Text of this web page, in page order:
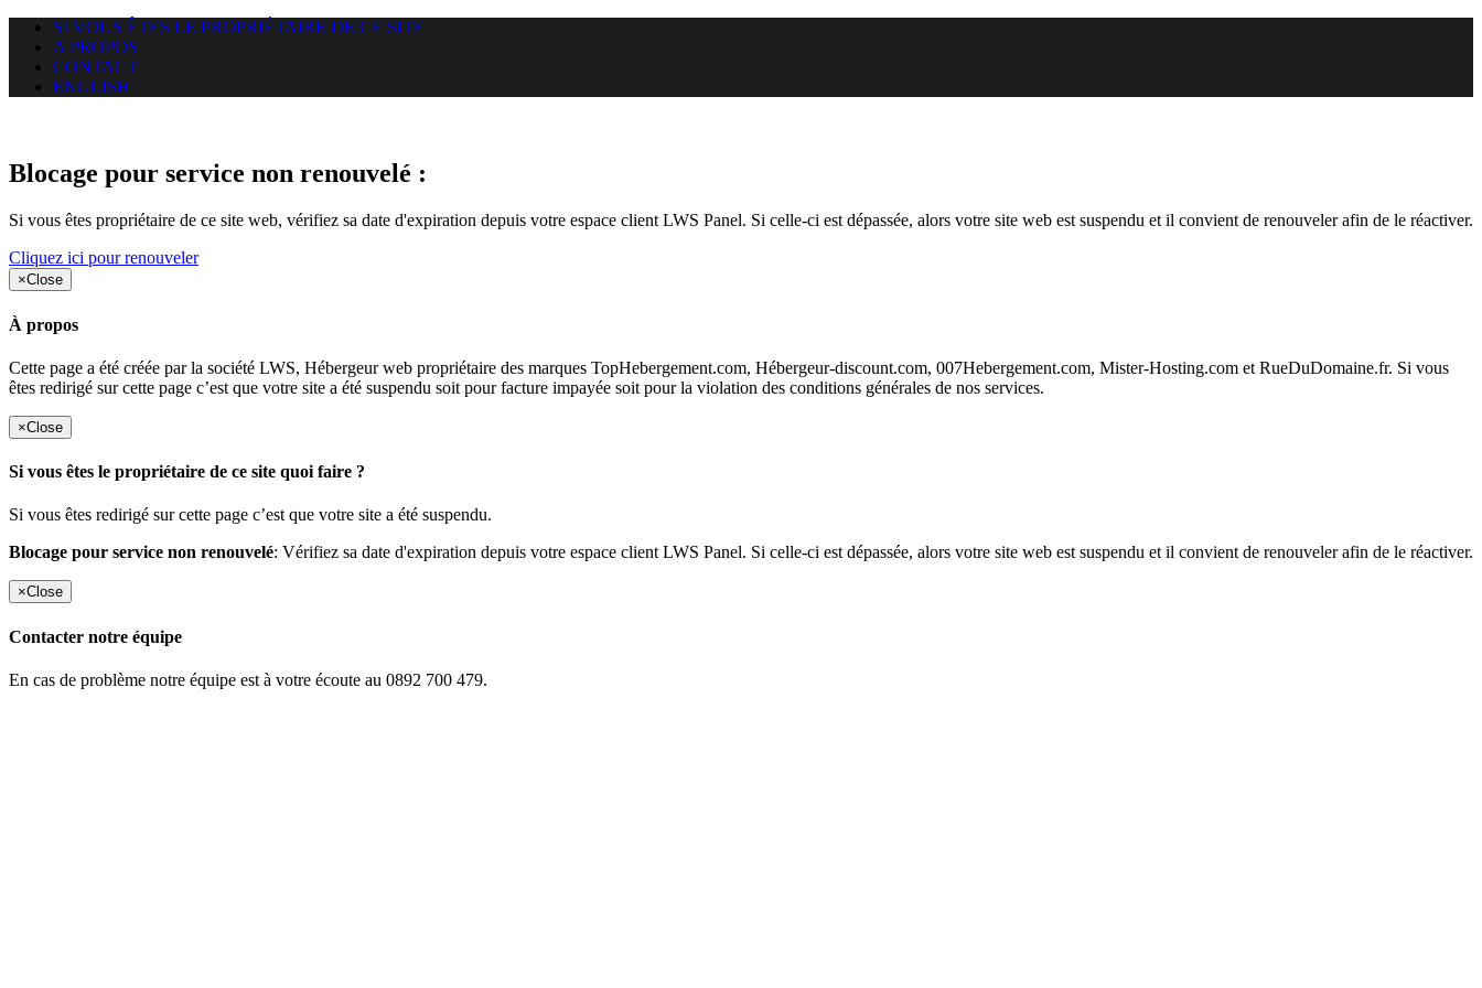
SI VOUS ÊTES LE PROPRIÉTAIRE DE CE SITE
A PROPOS
CONTACT
ENGLISH
Blocage pour service non renouvelé :
Si vous êtes propriétaire de ce site web, vérifiez sa date d'expiration depuis votre espace client LWS Panel. Si celle-ci est dépassée, alors votre site web est suspendu et il convient de renouveler afin de le réactiver.
Cliquez ici pour renouveler
×Close
À propos
Cette page a été créée par la société LWS, Hébergeur web propriétaire des marques TopHebergement.com, Hébergeur-discount.com, 007Hebergement.com, Mister-Hosting.com et RueDuDomaine.fr. Si vous
êtes redirigé sur cette page c’est que votre site a été suspendu soit pour facture impayée soit pour la violation des conditions générales de nos services.
×Close
Si vous êtes le propriétaire de ce site quoi faire ?
Si vous êtes redirigé sur cette page c’est que votre site a été suspendu.
Blocage pour service non renouvelé: Vérifiez sa date d'expiration depuis votre espace client LWS Panel. Si celle-ci est dépassée, alors votre site web est suspendu et il convient de renouveler afin de le réactiver.
×Close
Contacter notre équipe
En cas de problème notre équipe est à votre écoute au 0892 700 479.